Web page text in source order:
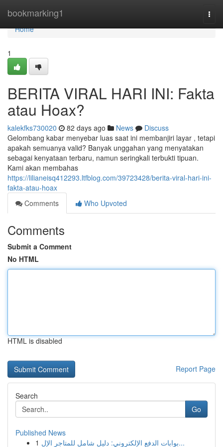
bookmarking1
Home
Home
1
BERITA VIRAL HARI INI: Fakta
atau Hoax?
kalekfks730020 82 days ago News
Discuss
Gelombang kabar menyebar luas saat ini membanjiri layar , tetapi
apakah semuanya valid? Banyak unggahan yang menyatakan
sebagai kenyataan terbaru, namun seringkali terbukti tipuan.
Kami akan membahas
https://lilianeisq412293.ltfblog.com/39723428/berita-viral-hari-ini-
fakta-atau-hoax
Comments
Who Upvoted
Comments
Submit a Comment
No HTML
HTML is disabled
Report Page
Search
Go
Published News
1
بوابات الدفع الإلكتروني: دليل شامل للمتاجر الإل...